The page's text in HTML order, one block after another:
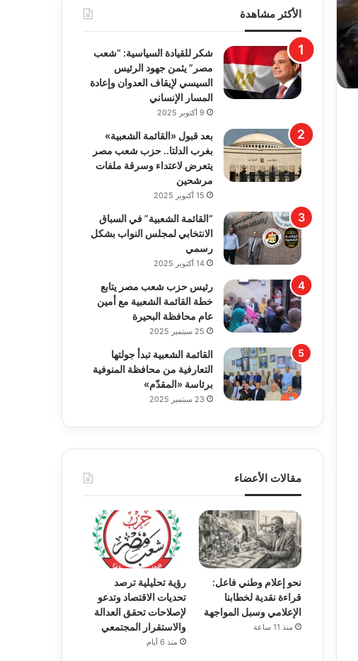
الأكثر مشاهدة
​شكر للقيادة السياسية: “شعب
مصر” يثمن جهود الرئيس
السيسي لإيقاف العدوان وإعادة
المسار الإنساني
9 أكتوبر 2025
بعد قبول «القائمة الشعبية»
بغرب الدلتا.. حزب شعب مصر
يتعرض لاعتداء وسرقة ملفات
مرشحين
15 أكتوبر 2025
“القائمة الشعبية” في السباق
الانتخابي لمجلس النواب بشكل
رسمي
14 أكتوبر 2025
رئيس حزب شعب مصر يتابع
خطة القائمة الشعبية مع أمين
عام محافظة البحيرة
25 سبتمبر 2025
القائمة الشعبية تبدأ جولتها
التعارفية من محافظة المنوفية
برئاسة «المقدّم»
23 سبتمبر 2025
مقالات الأعضاء
نحو إعلام وطني فاعل:
قراءة نقدية لخطابنا
الإعلامي وسبل المواجهة
منذ 11 ساعة
رؤية تحليلية ترصد
تحديات الاقتصاد وتدعو
لإصلاحات تحقق العدالة
والاستقرار المجتمعي
منذ 6 أيام